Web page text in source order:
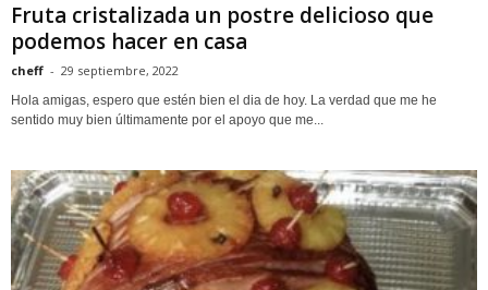
Fruta cristalizada un postre delicioso que
podemos hacer en casa
cheff - 29 septiembre, 2022
Hola amigas, espero que estén bien el dia de hoy. La verdad que me he
sentido muy bien últimamente por el apoyo que me...